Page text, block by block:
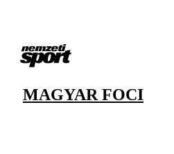
MAGYAR FOCI